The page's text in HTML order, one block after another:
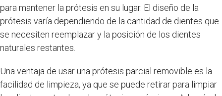
para mantener la prótesis en su lugar. El diseño de la
prótesis varía dependiendo de la cantidad de dientes que
se necesiten reemplazar y la posición de los dientes
naturales restantes.
Una ventaja de usar una prótesis parcial removible es la
facilidad de limpieza, ya que se puede retirar para limpiar